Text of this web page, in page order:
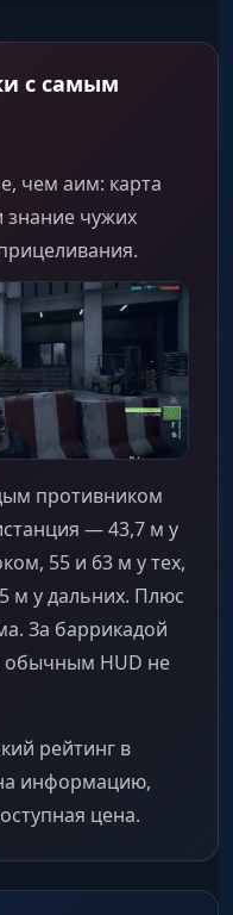
с самым
чем аим: карта
чужих
противником
— 43,7 м у
55 и 63 м у тех,
м у дальних. Плюс
За баррикадой
обычным HUD не
рейтинг в
информацию,
цена.